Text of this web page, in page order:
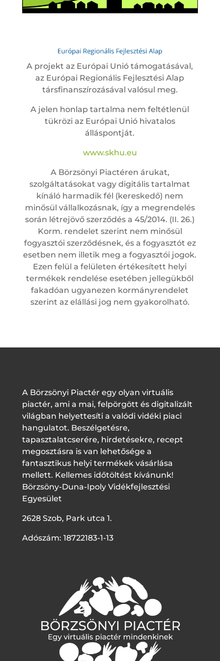
A projekt az Európai Unió támogatásával,
az Európai Regionális Fejlesztési Alap
társfinanszírozásával valósul meg.
A jelen honlap tartalma nem feltétlenül
tükrözi az Európai Unió hivatalos
álláspontját.
www.skhu.eu
A Börzsönyi Piactéren árukat,
szolgáltatásokat vagy digitális tartalmat
kínáló harmadik fél (kereskedő) nem
minősül vállalkozásnak, így a megrendelés
során létrejövő szerződés a 45/2014. (II. 26.)
Korm. rendelet szerint nem minősül
fogyasztói szerződésnek, és a fogyasztót ez
esetben nem illetik meg a fogyasztói jogok.
Ezen felül a felületen értékesített helyi
termékek rendelése esetében jellegükből
fakadóan ugyanezen kormányrendelet
szerint az elállási jog nem gyakorolható.
A Börzsönyi Piactér egy olyan virtuális
piactér, ami a mai, felpörgött és digitalizált
világban helyettesíti a valódi vidéki piaci
hangulatot. Beszélgetésre,
tapasztalatcserére, hirdetésekre, recept
megosztásra is van lehetősége a
fantasztikus helyi termékek vásárlása
mellett. Kellemes időtöltést kívánunk!
Börzsöny-Duna-Ipoly Vidékfejlesztési
Egyesület
2628 Szob, Park utca 1.
Adószám: 18722183-1-13